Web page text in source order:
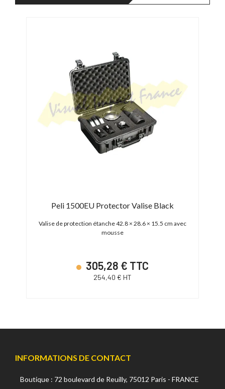
Peli 1500EU Protector Valise Black
Valise de protection étanche 42.8 × 28.6 × 15.5 cm avec
mousse
305,28 € TTC
254,40 € HT
INFORMATIONS DE CONTACT
Boutique : 72 boulevard de Reuilly, 75012 Paris - FRANCE